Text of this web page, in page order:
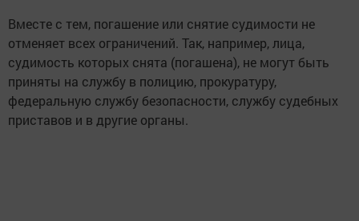
Вместе с тем, погашение или снятие судимости не
отменяет всех ограничений. Так, например, лица,
судимость которых снята (погашена), не могут быть
приняты на службу в полицию, прокуратуру,
федеральную службу безопасности, службу судебных
приставов и в другие органы.